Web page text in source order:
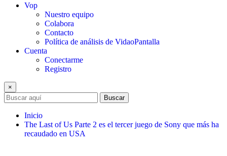
Vop
Nuestro equipo
Colabora
Contacto
Política de análisis de VidaoPantalla
Cuenta
Conectarme
Registro
×
Buscar
Inicio
The Last of Us Parte 2 es el tercer juego de Sony que más ha
recaudado en USA